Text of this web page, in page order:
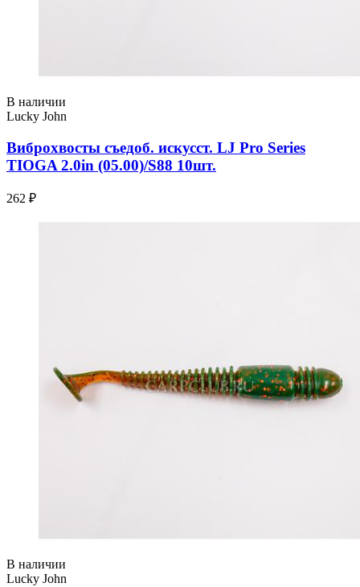
В наличии
Lucky John
Виброхвосты съедоб. искусст. LJ Pro Series
TIOGA 2.0in (05.00)/S88 10шт.
262 ₽
В наличии
Lucky John